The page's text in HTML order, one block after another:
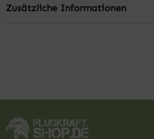
Zusätzliche Informationen